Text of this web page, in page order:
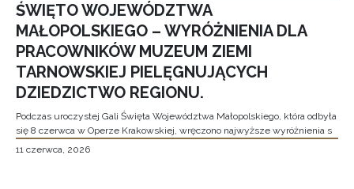
ŚWIĘTO WOJEWÓDZTWA
MAŁOPOLSKIEGO – WYRÓŻNIENIA DLA
PRACOWNIKÓW MUZEUM ZIEMI
TARNOWSKIEJ PIELĘGNUJĄCYCH
DZIEDZICTWO REGIONU.
Podczas uroczystej Gali Święta Województwa Małopolskiego, która odbyła
się 8 czerwca w Operze Krakowskiej, wręczono najwyższe wyróżnienia s
11 czerwca, 2026